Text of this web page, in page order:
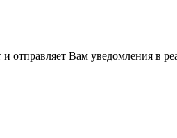
отправляет Вам уведомления в